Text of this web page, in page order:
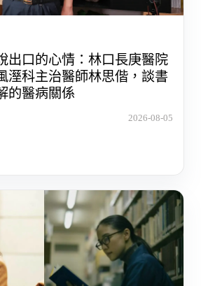
出口的心情：林口長庚醫院
溼科主治醫師林思偕，談書
的醫病關係
2026-08-05